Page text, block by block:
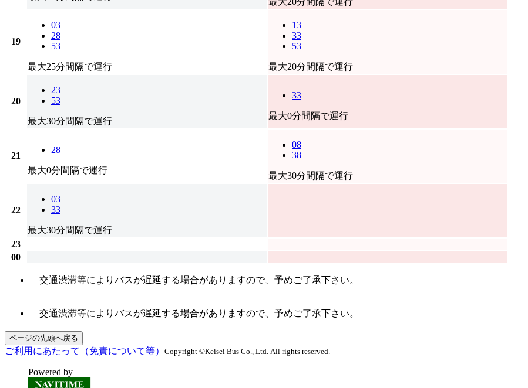
19
03
28
53
最大25分間隔で運行
13
33
53
最大20分間隔で運行
20
23
53
最大30分間隔で運行
33
最大0分間隔で運行
21
28
最大0分間隔で運行
08
38
最大30分間隔で運行
22
03
33
最大30分間隔で運行
23
00
交通渋滞等によりバスが遅延する場合がありますので、予めご了承下さい。
交通渋滞等によりバスが遅延する場合がありますので、予めご了承下さい。
ページの先頭へ戻る
ご利用にあたって（免責について等） Copyright ©Keisei Bus Co., Ltd. All rights reserved.
Powered by